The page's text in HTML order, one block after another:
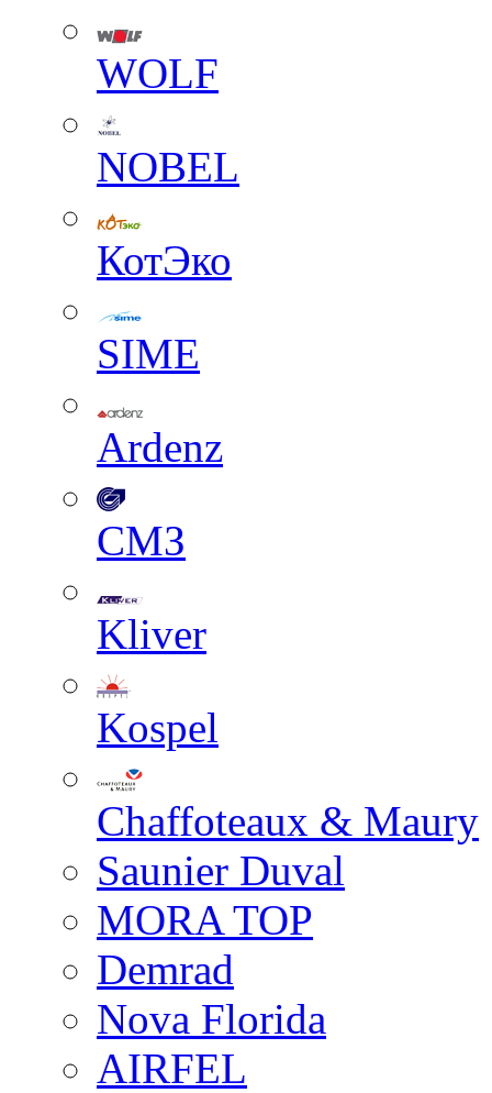
WOLF
NOBEL
КотЭко
SIME
Ardenz
СМЗ
Kliver
Kospel
Chaffoteaux & Maury
Saunier Duval
MORA TOP
Demrad
Nova Florida
AIRFEL